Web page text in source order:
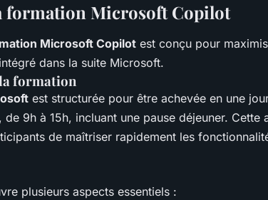
formation Microsoft Copilot
Microsoft Copilot est conçu pour
dans la suite Microsoft.
formation
est structurée pour être achevée en une
9h à 15h, incluant une pause déjeuner. Cette
de maîtriser rapidement les
plusieurs aspects essentiels :